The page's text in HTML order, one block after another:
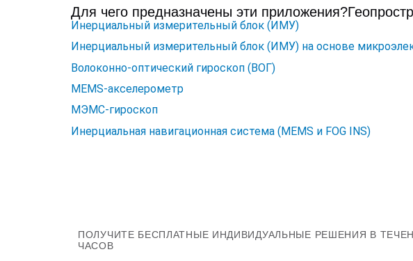
Для чего предназначены эти приложения?
Инерциальный измерительный блок (ИМУ)
Инерциальный измерительный блок (ИМУ) на основе
Волоконно-оптический гироскоп (ВОГ)
MEMS-акселерометр
МЭМС-гироскоп
Инерциальная навигационная система (MEMS и FOG INS)
ПОЛУЧИТЕ БЕСПЛАТНЫЕ ИНДИВИДУАЛЬНЫЕ РЕШЕНИЯ В
ЧАСОВ